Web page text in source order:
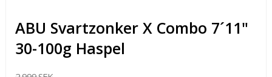
ABU Svartzonker X Combo 7´11"
30-100g Haspel